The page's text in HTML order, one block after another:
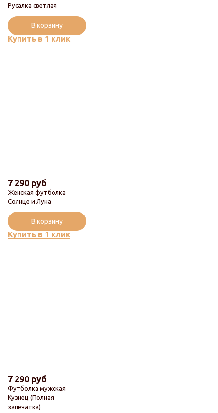
Русалка светлая
Купить в 1 клик
В корзину
Женская футболка
Солнце и Луна
7 290 руб
Купить в 1 клик
В корзину
Футболка мужская
Кузнец (Полная
запечатка)
7 290 руб